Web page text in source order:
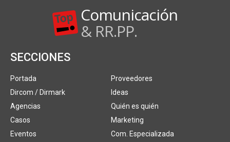
Comunicación
& RR.PP.
SECCIONES
Portada
Dircom / Dirmark
Agencias
Casos
Eventos
Proveedores
Ideas
Quién es quién
Marketing
Com. Especializada